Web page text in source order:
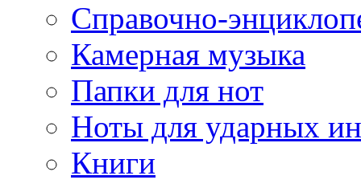
Справочно-
Камерная музыка
Папки для нот
Ноты для ударных
Книги